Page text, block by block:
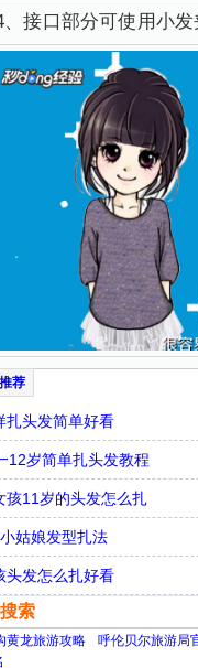
、接口部分可使用小
扎头发简单好看
12岁简单扎头发教程
孩11岁的头发怎么扎
姑娘发型扎法
头发怎么扎好看
索
黄龙旅游攻略 呼伦贝尔旅游局